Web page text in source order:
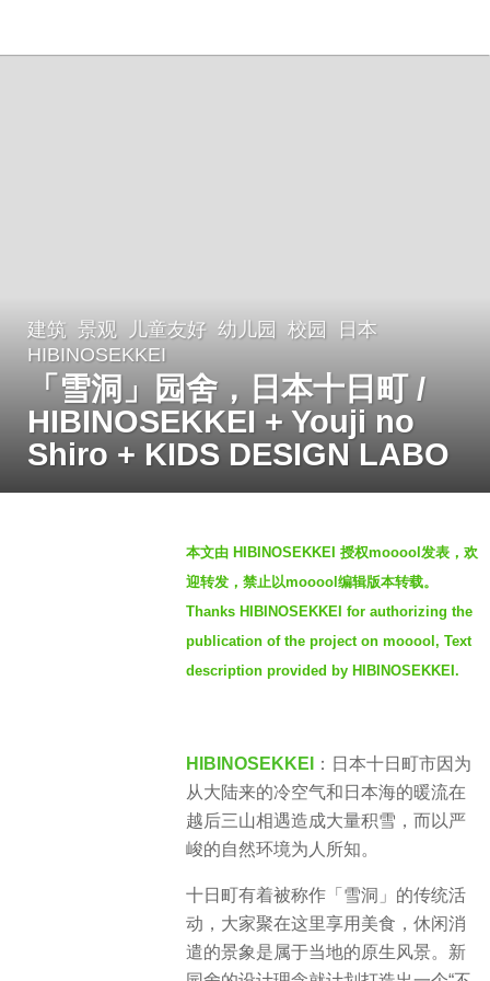
3
年
g
o
建筑 ,景观 儿童友好 ,幼儿园 ,校园
日本
HIBINOSEKKEI
「雪洞」园舍，日本十日町 /
HIBINOSEKKEI + Youji no
Shiro + KIDS DESIGN LABO
本文由 HIBINOSEKKEI 授权mooool发表，欢
迎转发，禁止以mooool编辑版本转载。
Thanks HIBINOSEKKEI for authorizing the
publication of the project on mooool, Text
description provided by HIBINOSEKKEI.
HIBINOSEKKEI
：日本十日町市因为
从大陆来的冷空气和日本海的暖流在
越后三山相遇造成大量积雪，而以严
峻的自然环境为人所知。
十日町有着被称作「雪洞」的传统活
动，大家聚在这里享用美食，休闲消
遣的景象是属于当地的原生风景。新